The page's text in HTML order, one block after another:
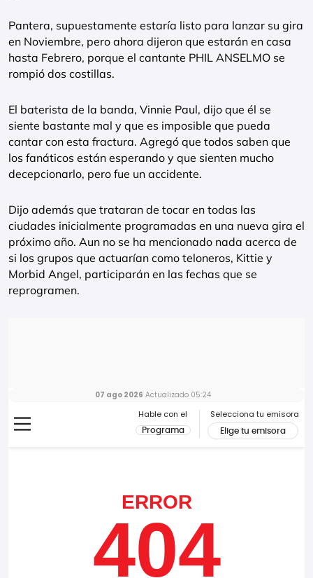
Pantera, supuestamente estaría listo para lanzar su gira
en Noviembre, pero ahora dijeron que estarán en casa
hasta Febrero, porque el cantante PHIL ANSELMO se
rompió dos costillas.
El baterista de la banda, Vinnie Paul, dijo que él se
siente bastante mal y que es imposible que pueda
cantar con esta fractura. Agregó que todos saben que
los fanáticos están esperando y que sienten mucho
decepcionarlo, pero fue un accidente.
Dijo además que trataran de tocar en todas las
ciudades inicialmente programadas en una nueva gira el
próximo año. Aun no se ha mencionado nada acerca de
si los grupos que actuarían como teloneros, Kittie y
Morbid Angel, participarán en las fechas que se
reprogramen.